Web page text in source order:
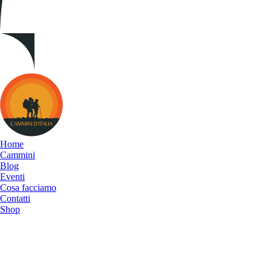
Cammini
d&#039;Italia
Home
Cammini
Blog
Eventi
Cosa facciamo
Contatti
Shop